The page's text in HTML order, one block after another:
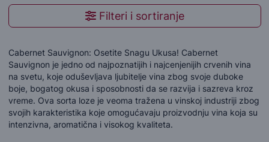
Filteri i sortiranje
Cabernet Sauvignon: Osetite Snagu Ukusa! Cabernet
Sauvignon je jedno od najpoznatijih i najcenjenijih crvenih vina
na svetu, koje oduševljava ljubitelje vina zbog svoje duboke
boje, bogatog okusa i sposobnosti da se razvija i sazreva kroz
vreme. Ova sorta loze je veoma tražena u vinskoj industriji zbog
svojih karakteristika koje omogućavaju proizvodnju vina koja su
intenzivna, aromatična i visokog kvaliteta.